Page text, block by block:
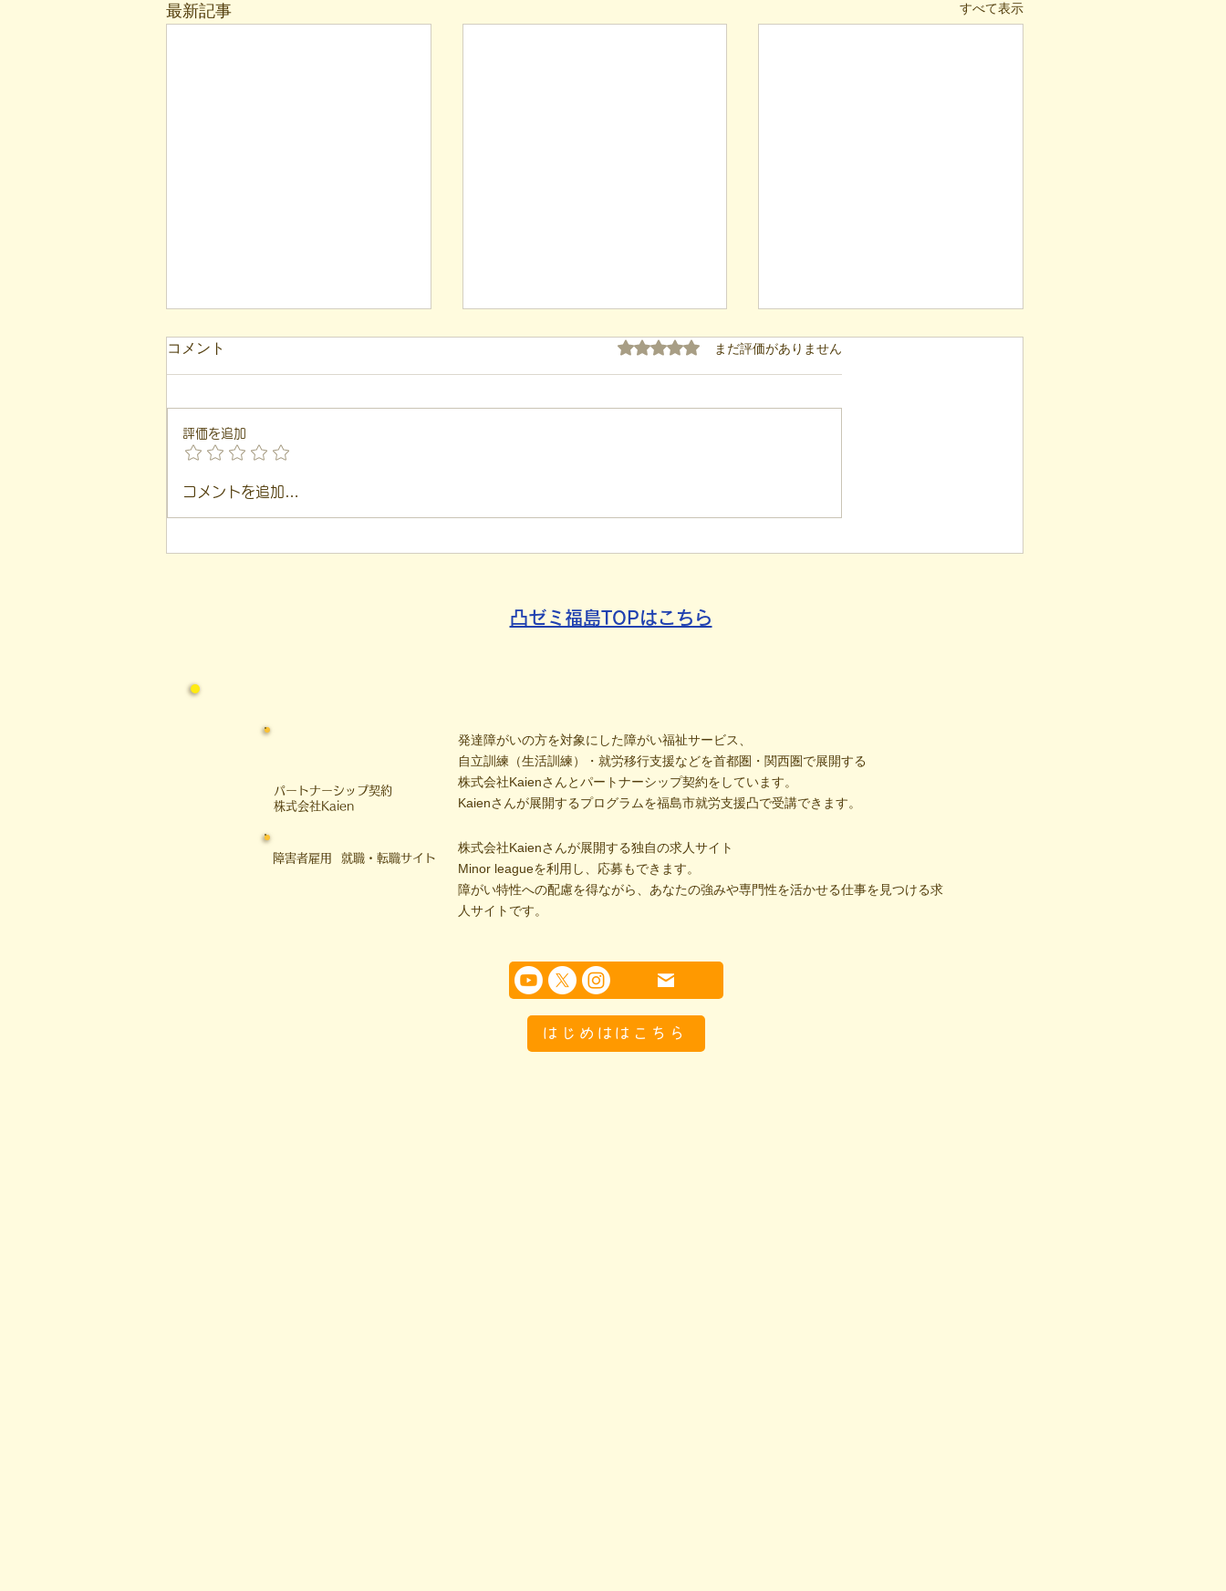
最新記事 すべて表示
【代表ブログ】現在地を見誤
観的評価」
す。 このブログは、 私が日々の
支援や運営の中で感じた 「気づ
き」を基に言葉にしています。
を入り口に、就労支援の現場で非
測るもの
の力
コメント 5つ星のうち0と評価されています。
まだ評価がありません
評価を追加
コメントを追加…
凸ゼミ福島TOPはこちら
​パートナーシップ契約
​株式会社Kaien
発達障がいの方を対象にした障がい福祉サービス、
自立訓練（生活訓練）・就労移行支援などを首都圏・関西圏で展開する
株式会社Kaienさんとパートナーシップ契約をしています。
Kaienさんが展開するプログラムを福島市就労支援凸で受講できます。
障害者雇用 就職・転職サイト
株式会社Kaienさんが展開する独自の求人サイト
Minor leagueを利用し、応募もできます。
障がい特性への配慮を得ながら、あなたの強みや専門性を活かせる仕事を見つける求
人サイトです。
はじめははこちら